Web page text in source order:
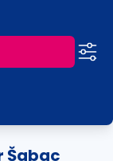
Šabac